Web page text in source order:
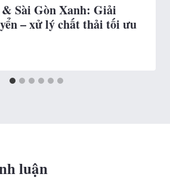
Sài Gòn Xanh: Giải
– xử lý chất thải tối ưu
luận